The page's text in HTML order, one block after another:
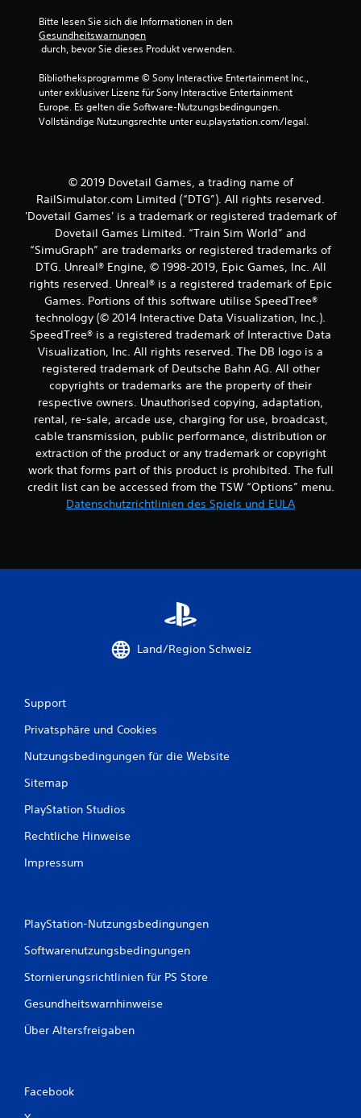
a
s
B
e
w
e
r
t
u
n
g
e
n
Bitte lesen Sie sich die Informationen in den
Gesundheitswarnungen
durch, bevor Sie dieses Produkt verwenden.
Bibliotheksprogramme © Sony Interactive Entertainment Inc.,
unter exklusiver Lizenz für Sony Interactive Entertainment
Europe. Es gelten die Software-Nutzungsbedingungen.
Vollständige Nutzungsrechte unter eu.playstation.com/legal.
© 2019 Dovetail Games, a trading name of
RailSimulator.com Limited (“DTG”). All rights reserved.
'Dovetail Games' is a trademark or registered trademark of
Dovetail Games Limited. “Train Sim World” and
“SimuGraph” are trademarks or registered trademarks of
DTG. Unreal® Engine, © 1998-2019, Epic Games, Inc. All
rights reserved. Unreal® is a registered trademark of Epic
Games. Portions of this software utilise SpeedTree®
technology (© 2014 Interactive Data Visualization, Inc.).
SpeedTree® is a registered trademark of Interactive Data
Visualization, Inc. All rights reserved. The DB logo is a
registered trademark of Deutsche Bahn AG. All other
copyrights or trademarks are the property of their
respective owners. Unauthorised copying, adaptation,
rental, re-sale, arcade use, charging for use, broadcast,
cable transmission, public performance, distribution or
extraction of the product or any trademark or copyright
work that forms part of this product is prohibited. The full
credit list can be accessed from the TSW “Options” menu.
Datenschutzrichtlinien des Spiels und EULA
Land/Region Schweiz
Support
Privatsphäre und Cookies
Nutzungsbedingungen für die Website
Sitemap
PlayStation Studios
Rechtliche Hinweise
Impressum
PlayStation-Nutzungsbedingungen
Softwarenutzungsbedingungen
Stornierungsrichtlinien für PS Store
Gesundheitswarnhinweise
Über Altersfreigaben
Facebook